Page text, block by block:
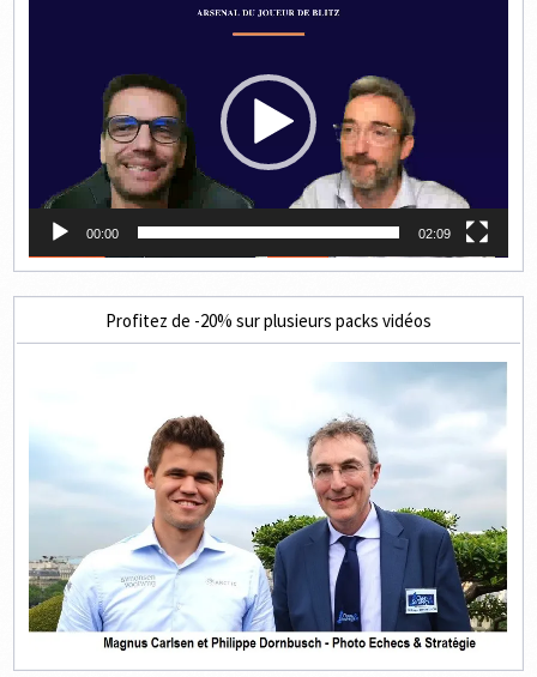
00:00 02:09
Profitez de -20% sur plusieurs packs vidéos